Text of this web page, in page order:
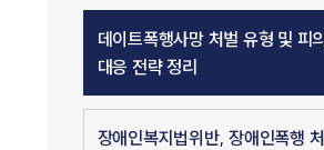
데이트폭행사망 처벌 유형 및 피
대응 전략 정리
장애인복지법위반, 장애인폭행